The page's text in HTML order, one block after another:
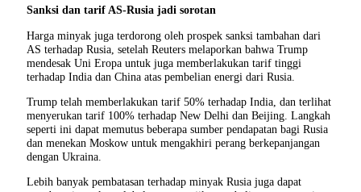
Sanksi dan tarif AS-Rusia jadi sorotan
Harga minyak juga terdorong oleh prospek sanksi tambahan dari
AS terhadap Rusia, setelah Reuters melaporkan bahwa Trump
mendesak Uni Eropa untuk juga memberlakukan tarif tinggi
terhadap India dan China atas pembelian energi dari Rusia.
Trump telah memberlakukan tarif 50% terhadap India, dan terlihat
menyerukan tarif 100% terhadap New Delhi dan Beijing. Langkah
seperti ini dapat memutus beberapa sumber pendapatan bagi Rusia
dan menekan Moskow untuk mengakhiri perang berkepanjangan
dengan Ukraina.
Lebih banyak pembatasan terhadap minyak Rusia juga dapat